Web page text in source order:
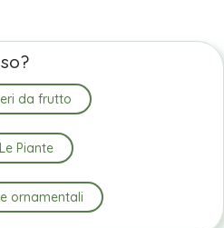
da frutto
Piante
ornamentali